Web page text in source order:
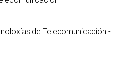
de Telecomunicación -